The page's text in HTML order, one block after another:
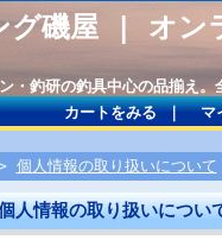
グ磯屋 | オ
・釣研の釣具中心の品揃え
カートをみる｜ マ
個人情報の取り扱いについて
人情報の取り扱いについ